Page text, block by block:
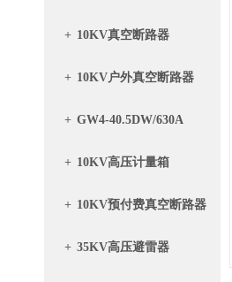
+ 10KV真空断路器
+ 10KV户外真空断路器
+ GW4-40.5DW/630A
+ 10KV高压计量箱
+ 10KV预付费真空断路器
带计量箱
+ 35KV高压避雷器